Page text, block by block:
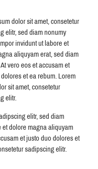
dolor sit amet, consetetur
elitr, sed diam nonumy
invidunt ut labore et
aliquyam erat, sed diam
vero eos et accusam et
et ea rebum. Lorem
sit amet, consetetur
elitr.
elitr, sed diam
et dolore magna aliquyam
et justo duo dolores et
sadipscing elitr.